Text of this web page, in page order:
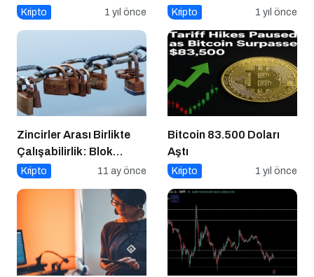
Buluşma
Kripto 1 yıl önce
Olabilir
Kripto 1 yıl önce
Zincirler Arası Birlikte
Çalışabilirlik: Blok
Zincirlerin Geleceği
Kripto 11 ay önce
Bitcoin 83.500 Doları
Aştı
Kripto 1 yıl önce